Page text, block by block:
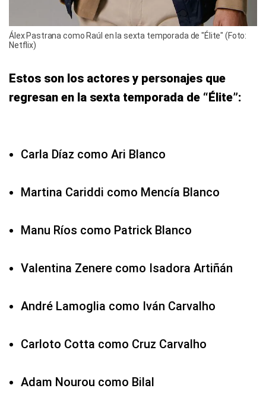
Álex Pastrana como Raúl en la sexta temporada de "Élite" (Foto:
Netflix)
Estos son los actores y personajes que
regresan en la sexta temporada de “Élite”:
Carla Díaz como Ari Blanco
Martina Cariddi como Mencía Blanco
Manu Ríos como Patrick Blanco
Valentina Zenere como Isadora Artiñán
André Lamoglia como Iván Carvalho
Carloto Cotta como Cruz Carvalho
Adam Nourou como Bilal